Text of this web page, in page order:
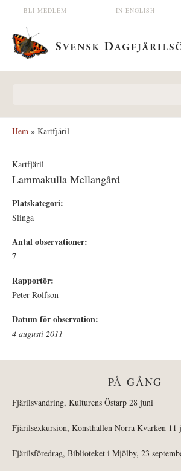
Hoppa till huvudinnehåll IN ENGLISH
BLI MEDLEM
Hem » Kartfjäril
Kartfjäril
Lammakulla Mellangård
Platskategori:
Slinga
Antal observationer:
7
Rapportör:
Peter Rolfson
Datum för observation:
4 augusti 2011
PÅ GÅNG
Fjärilsvandring, Kulturens Östarp 28 juni
Fjärilsexkursion, Konsthallen Norra Kvarken 11
Fjärilsföredrag, Biblioteket i Mjölby, 23